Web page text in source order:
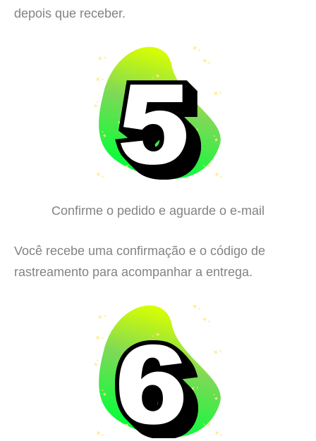
depois que receber.
Confirme o pedido e aguarde o e-mail
Você recebe uma confirmação e o código de
rastreamento para acompanhar a entrega.